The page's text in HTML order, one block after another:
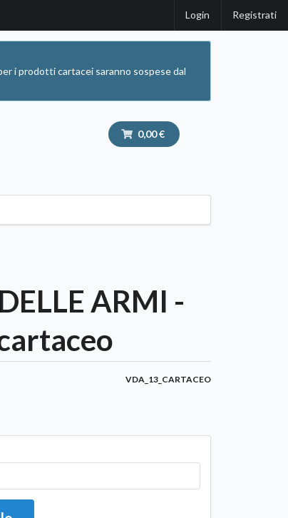
Login Registrati
i prodotti cartacei saranno sospese dal
0,00 €
ARMI -
VDA_13_CARTACEO